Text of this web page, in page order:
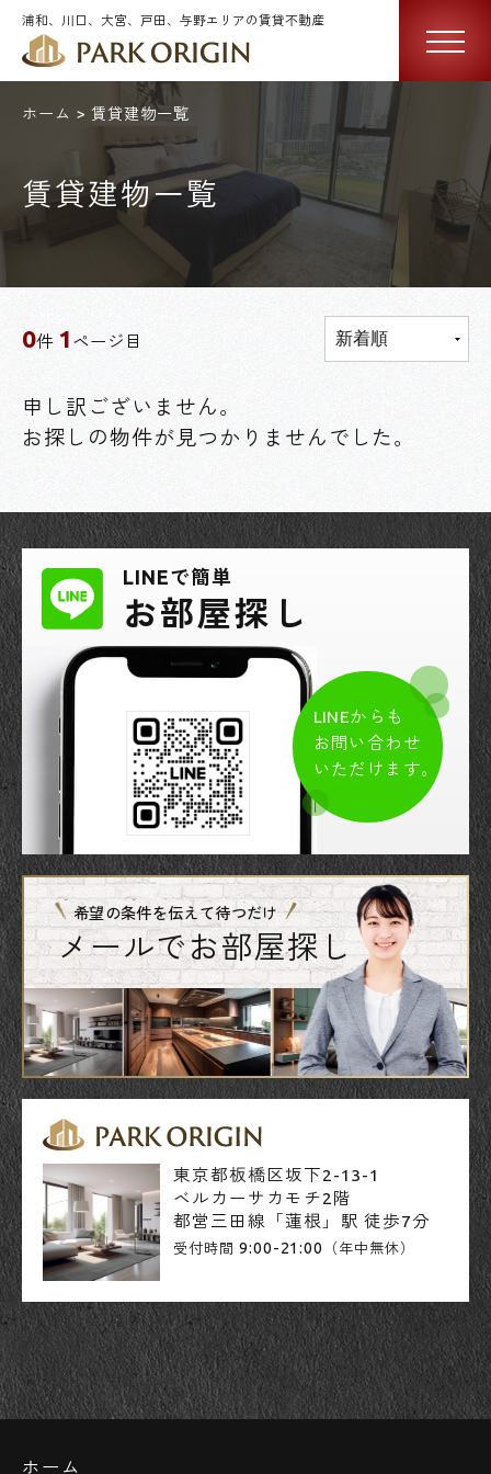
浦和、川口、大宮、戸田、与野エリアの賃貸不動産
ホーム 賃貸建物一覧
賃貸建物一覧
0件 1 ページ目
申し訳ございません。
お探しの物件が見つかりませんでした。
LINEで簡単
お部屋探し
LINEからも
お問い合わせ
いただけます。
希望の条件を伝えて待つだけ
メールでお部屋探し
東京都板橋区坂下2-13-1
ベルカーサカモチ2階
都営三田線「蓮根」駅 徒歩7分
受付時間 9:00-21:00 （年中無休）
ホーム